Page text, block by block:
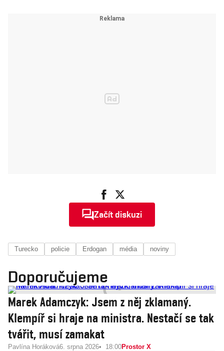
Začít diskuzi
Turecko policie Erdogan média noviny
Doporučujeme
Marek Adamczyk: Jsem z něj zklamaný.
Klempíř si hraje na ministra. Nestačí se tak
tvářit, musí zamakat
Pavlína Horáková6. srpna 2026 18:00Prostor X